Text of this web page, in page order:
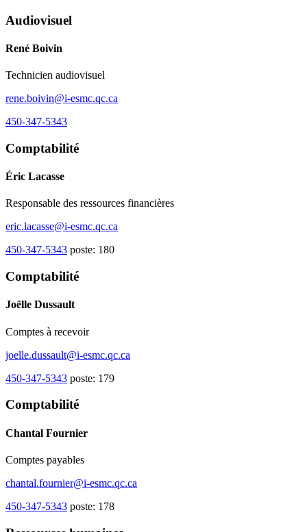
Audiovisuel
René Boivin
Technicien audiovisuel
rene.boivin@i-esmc.qc.ca
450-347-5343
Comptabilité
Éric Lacasse
Responsable des ressources financières
eric.lacasse@i-esmc.qc.ca
450-347-5343 poste: 180
Comptabilité
Joëlle Dussault
Comptes à recevoir
joelle.dussault@i-esmc.qc.ca
450-347-5343 poste: 179
Comptabilité
Chantal Fournier
Comptes payables
chantal.fournier@i-esmc.qc.ca
450-347-5343 poste: 178